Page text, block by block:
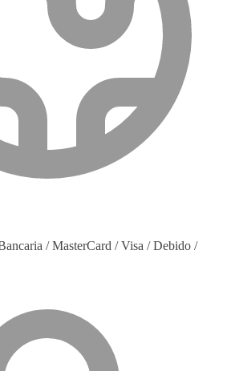
/ MasterCard / Visa / Debido /